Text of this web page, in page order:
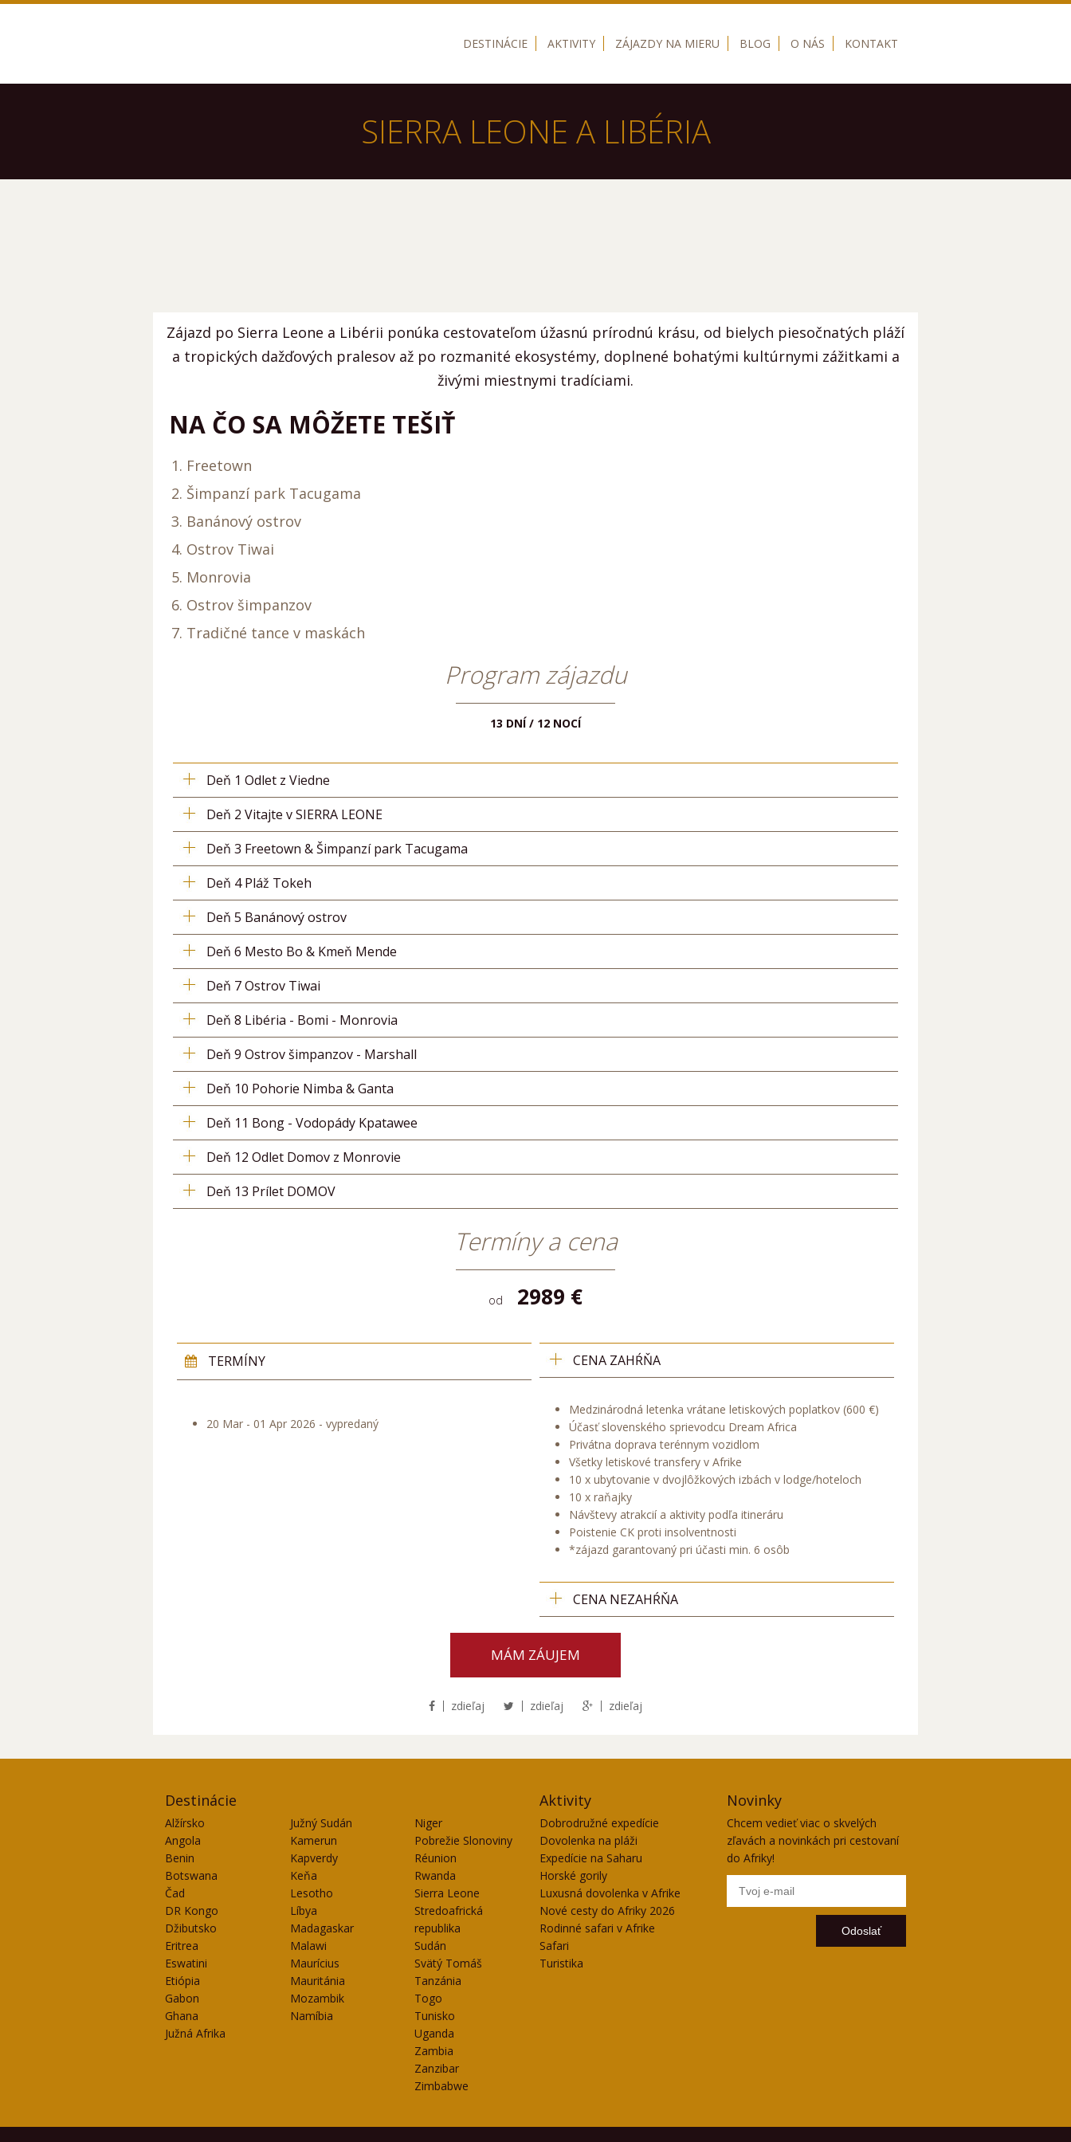
DESTINÁCIE AKTIVITY ZÁJAZDY NA MIERU BLOG O NÁS KONTAKT
SIERRA LEONE A LIBÉRIA
Zájazd po Sierra Leone a Libérii ponúka cestovateľom úžasnú prírodnú krásu, od bielych piesočnatých pláží
a tropických dažďových pralesov až po rozmanité ekosystémy, doplnené bohatými kultúrnymi zážitkami a
živými miestnymi tradíciami.
NA ČO SA MÔŽETE TEŠIŤ
Freetown
Šimpanzí park Tacugama
Banánový ostrov
Ostrov Tiwai
Monrovia
Ostrov šimpanzov
Tradičné tance v maskách
Program zájazdu
13 DNÍ / 12 NOCÍ
Deň 1 Odlet z Viedne
Deň 2 Vitajte v SIERRA LEONE
Deň 3 Freetown & Šimpanzí park Tacugama
Deň 4 Pláž Tokeh
Deň 5 Banánový ostrov
Deň 6 Mesto Bo & Kmeň Mende
Deň 7 Ostrov Tiwai
Deň 8 Libéria - Bomi - Monrovia
Deň 9 Ostrov šimpanzov - Marshall
Deň 10 Pohorie Nimba & Ganta
Deň 11 Bong - Vodopády Kpatawee
Deň 12 Odlet Domov z Monrovie
Deň 13 Prílet DOMOV
Termíny a cena
od 2989 €
TERMÍNY
20 Mar - 01 Apr 2026 - vypredaný
CENA ZAHŔŇA
Medzinárodná letenka vrátane letiskových poplatkov (600 €)
Účasť slovenského sprievodcu Dream Africa
Privátna doprava terénnym vozidlom
Všetky letiskové transfery v Afrike
10 x ubytovanie v dvojlôžkových izbách v lodge/hoteloch
10 x raňajky
Návštevy atrakcií a aktivity podľa itineráru
Poistenie CK proti insolventnosti
*zájazd garantovaný pri účasti min. 6 osôb
CENA NEZAHŔŇA
MÁM ZÁUJEM
zdieľaj zdieľaj zdieľaj
Destinácie
Alžírsko
Angola
Benin
Botswana
Čad
DR Kongo
Džibutsko
Eritrea
Eswatini
Etiópia
Gabon
Ghana
Južná Afrika
Južný Sudán
Kamerun
Kapverdy
Keňa
Lesotho
Líbya
Madagaskar
Malawi
Maurícius
Mauritánia
Mozambik
Namíbia
Niger
Pobrežie Slonoviny
Réunion
Rwanda
Sierra Leone
Stredoafrická
republika
Sudán
Svätý Tomáš
Tanzánia
Togo
Tunisko
Uganda
Zambia
Zanzibar
Zimbabwe
Aktivity
Dobrodružné expedície
Dovolenka na pláži
Expedície na Saharu
Horské gorily
Luxusná dovolenka v Afrike
Nové cesty do Afriky 2026
Rodinné safari v Afrike
Safari
Turistika
Novinky
Chcem vedieť viac o skvelých
zľavách a novinkách pri cestovaní
do Afriky!
Odoslať